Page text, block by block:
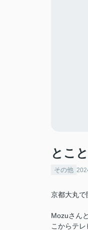
とこ
その他
京都大丸で
Mozuさん
こからテレ